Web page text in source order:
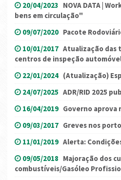
20/04/2023 NOVA DATA |
bens em circulação"
09/07/2020 Pacote
10/01/2017 Atualização das
centros de inspeção
22/01/2024 (Atualização)
24/07/2025 ADR/RID 2025
16/04/2019 Governo aprova
09/03/2017 Greves nos
11/01/2019 Alerta:
09/05/2018 Majoração dos
combustíveis/Gasóleo